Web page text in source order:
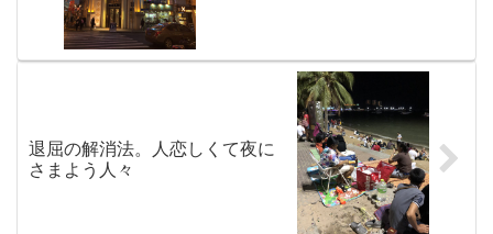
退屈の解消法。人恋しくて夜に
さまよう人々